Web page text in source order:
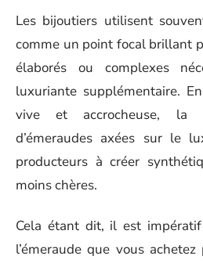
Les bijoutiers utilisent
comme un point focal brillant
élaborés ou complexes
luxuriante supplémentaire.
vive et accrocheuse, la
d’émeraudes axées sur le
producteurs à créer
moins chères.
Cela étant dit, il est
l’émeraude que vous